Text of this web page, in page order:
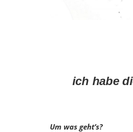
ich habe
Um was geht’s?